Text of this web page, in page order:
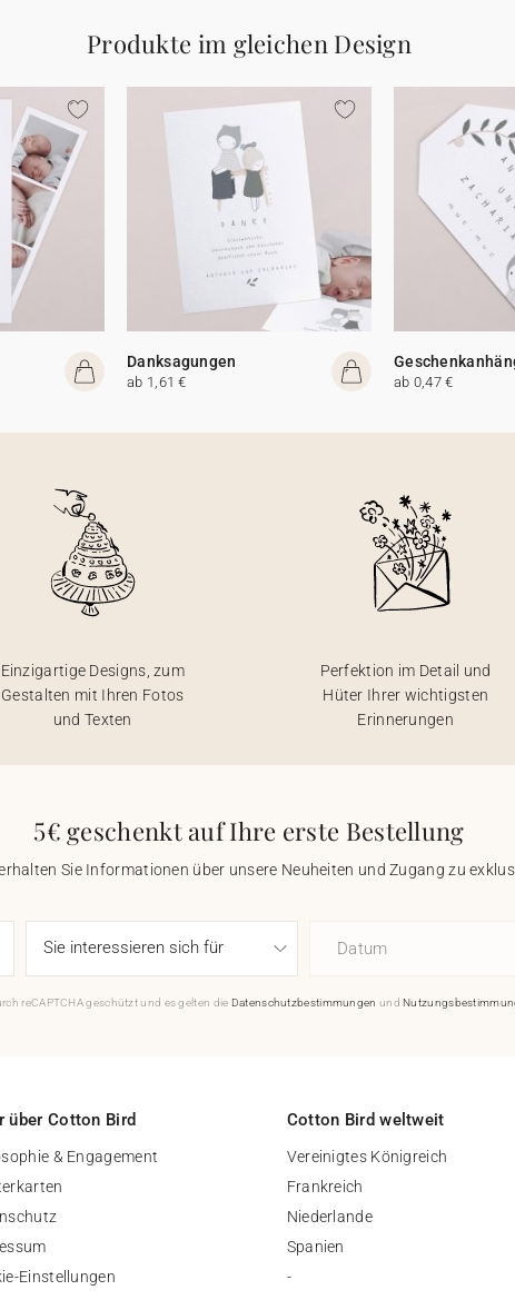
Produkte im gleichen Design
Danksagungen
ab 1,61 € ab 0,47 €
Einzigartige Designs, zum
Gestalten mit Ihren Fotos
und Texten
Perfektion im Detail und
Hüter Ihrer wichtigsten
Erinnerungen
5€ geschenkt auf Ihre erste Bestellung
Sie Informationen über unsere Neuheiten und Zugang zu
Datum
reCAPTCHA geschützt und es gelten die Datenschutzbestimmungen und
über Cotton Bird
& Engagement
Einstellungen
Cotton Bird weltweit
Vereinigtes Königreich
Frankreich
Niederlande
Spanien
-